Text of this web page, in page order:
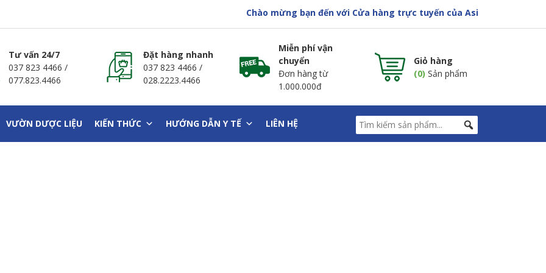
Chào mừng bạn đến với Cửa hàng trực tuyến của Asia Pharma
Tư vấn 24/7
037 823 4466 /
077.823.4466
Đặt hàng nhanh
037 823 4466 /
028.2223.4466
Miễn phí vận
chuyển
Đơn hàng từ
1.000.000đ
Giỏ hàng
(0) Sản phẩm
VƯỜN DƯỢC LIỆU KIẾN THỨC HƯỚNG DẪN Y TẾ LIÊN HỆ